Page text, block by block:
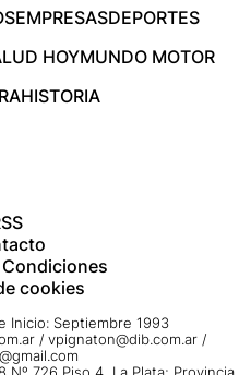
EMPRESASDEPORTES
HOYMUNDO MOTOR
HISTORIA
cookies
Inicio: Septiembre 1993
/ vpignaton@dib.com.ar /